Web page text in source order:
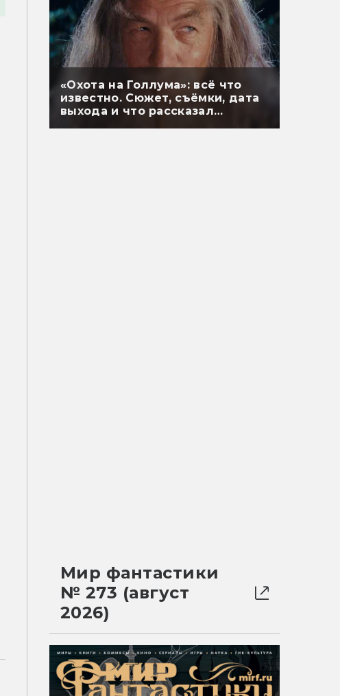
«Охота на Голлума»: всё что
известно. Сюжет, съёмки, дата
выхода и что рассказал
Мир фантастики
№ 273 (август
2026)